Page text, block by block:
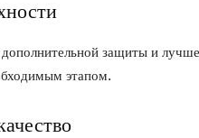
защиты и
этапом.